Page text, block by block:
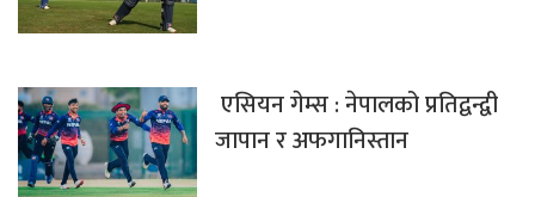
एसियन गेम्स : नेपालको प्रतिद्वन्द्वी
जापान र अफगानिस्तान